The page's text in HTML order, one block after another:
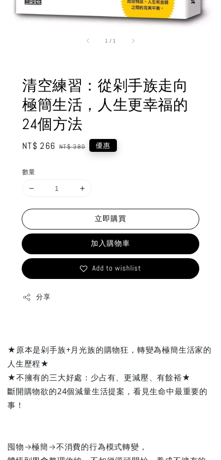
1 / 1
清空練習：從剁手族走向
極簡生活，人生更幸福的
24個方法
Sale
NT$ 266 Regular
NT$ 380 優惠
數量
立即購買
加入購物車
Add to wishlist
分享
★原本是剁手族+月光族的購物狂，轉變為極簡生活家的
人生歷程★
★不擁有的三大好處：少占有、更減壓、有餘裕★
斷開購物欲的24個減量生活提案，看見生命中最重要的
事！
囤物→極簡→不消費的行為模式轉變，